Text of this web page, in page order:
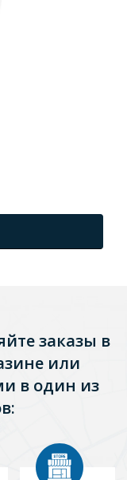
заказы в
или
в один из